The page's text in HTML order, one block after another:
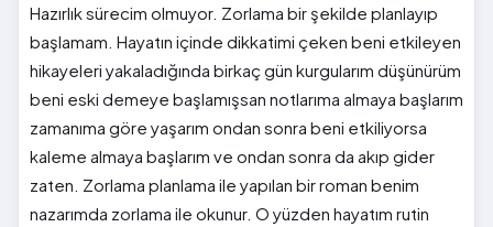
Hazırlık sürecim olmuyor. Zorlama bir şekilde planlayıp
başlamam. Hayatın içinde dikkatimi çeken beni etkileyen
hikayeleri yakaladığında birkaç gün kurgularım düşünürüm
beni eski demeye başlamışsan notlarıma almaya başlarım
zamanıma göre yaşarım ondan sonra beni etkiliyorsa
kaleme almaya başlarım ve ondan sonra da akıp gider
zaten. Zorlama planlama ile yapılan bir roman benim
nazarımda zorlama ile okunur. O yüzden hayatım rutin